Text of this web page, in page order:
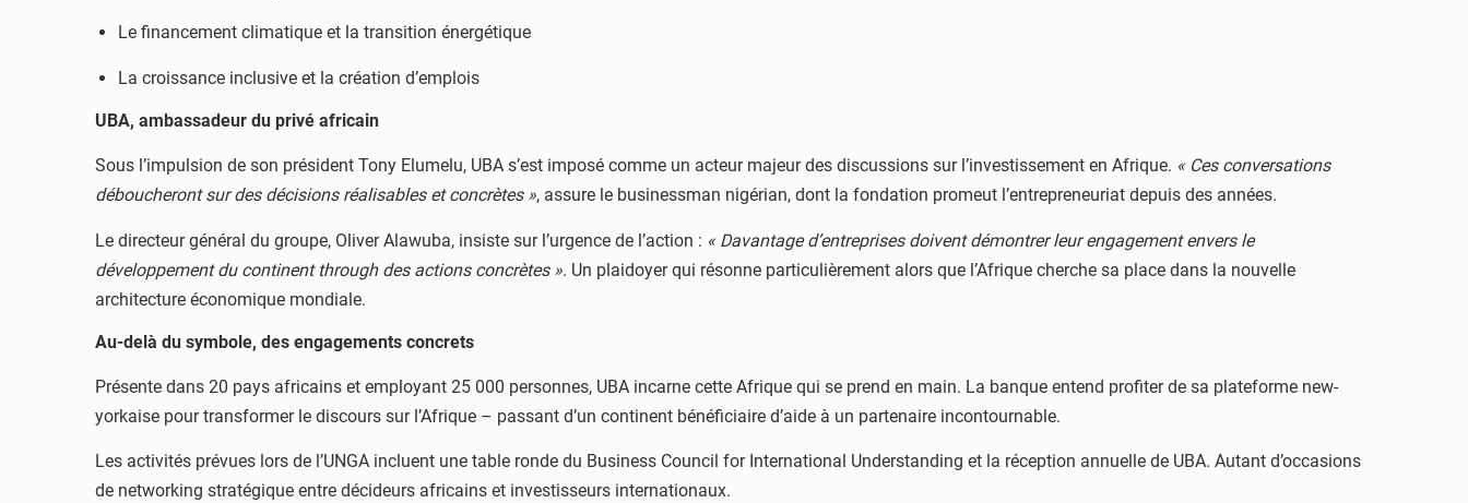
Le financement climatique et la transition énergétique
La croissance inclusive et la création d’emplois
UBA, ambassadeur du privé africain
Sous l’impulsion de son président Tony Elumelu, UBA s’est imposé comme un acteur majeur des discussions sur l’investissement en Afrique. « Ces conversations
déboucheront sur des décisions réalisables et concrètes », assure le businessman nigérian, dont la fondation promeut l’entrepreneuriat depuis des années.
Le directeur général du groupe, Oliver Alawuba, insiste sur l’urgence de l’action : « Davantage d’entreprises doivent démontrer leur engagement envers le
développement du continent through des actions concrètes ». Un plaidoyer qui résonne particulièrement alors que l’Afrique cherche sa place dans la nouvelle
architecture économique mondiale.
Au-delà du symbole, des engagements concrets
Présente dans 20 pays africains et employant 25 000 personnes, UBA incarne cette Afrique qui se prend en main. La banque entend profiter de sa plateforme new-
yorkaise pour transformer le discours sur l’Afrique – passant d’un continent bénéficiaire d’aide à un partenaire incontournable.
Les activités prévues lors de l’UNGA incluent une table ronde du Business Council for International Understanding et la réception annuelle de UBA. Autant d’occasions
de networking stratégique entre décideurs africains et investisseurs internationaux.